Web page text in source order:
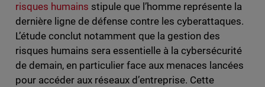
risques humains stipule que l’homme représente la
dernière ligne de défense contre les cyberattaques.
L’étude conclut notamment que la gestion des
risques humains sera essentielle à la cybersécurité
de demain, en particulier face aux menaces lancées
pour accéder aux réseaux d’entreprise. Cette